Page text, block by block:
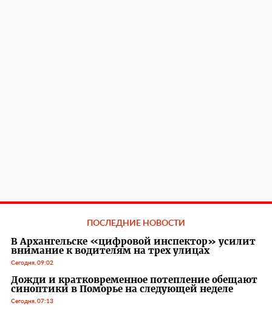
ПОСЛЕДНИЕ НОВОСТИ
В Архангельске «цифровой инспектор» усилит
внимание к водителям на трех улицах
Сегодня, 09:02
Дожди и кратковременное потепление обещают
синоптики в Поморье на следующей неделе
Сегодня, 07:13